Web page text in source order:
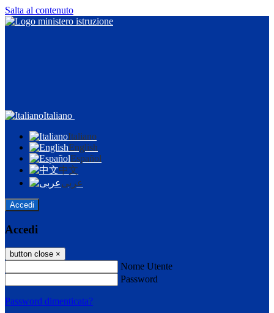
Salta al contenuto
Italiano
Italiano
English
Español
中文
عربى
Accedi
Accedi
button close ×
Nome Utente
Password
Password dimenticata?